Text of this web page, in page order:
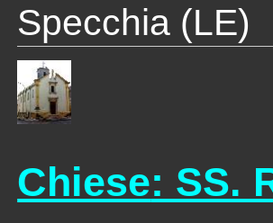
Specchia (LE)
Chiese: SS.